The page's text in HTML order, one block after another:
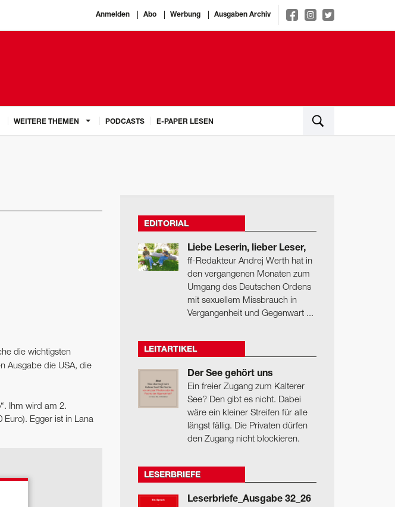
Anmelden Abo Werbung Ausgaben Archiv
WEITERE THEMEN PODCASTS E-PAPER LESEN
die wichtigsten
Ausgabe die USA, die
Ihm wird am 2.
Egger ist in Lana
EDITORIAL
Liebe Leserin, lieber Leser,
ff-Redakteur Andrej Werth hat in
den vergangenen Monaten zum
Umgang des Deutschen Ordens
mit sexuellem Missbrauch in
Vergangenheit und Gegenwart ...
LEITARTIKEL
Der See gehört uns
Ein freier Zugang zum Kalterer
See? Den gibt es nicht. Dabei
wäre ein kleiner Streifen für alle
längst fällig. Die Privaten dürfen
den Zugang nicht blockieren.
LESERBRIEFE
Leserbriefe_Ausgabe 32_26